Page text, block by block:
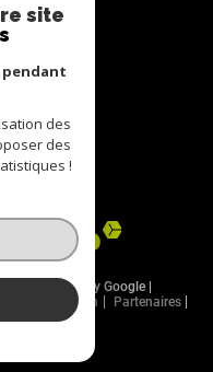
powered by Google |
Admin
Partenaires
site
pendant
des
des
!